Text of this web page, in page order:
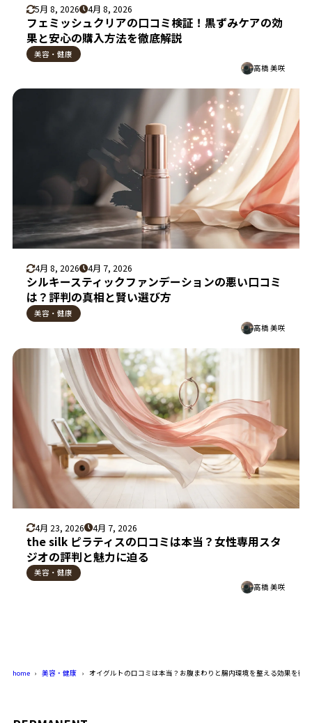
5月 8, 2026 4月 8, 2026
フェミッシュクリアの口コミ検証！黒ずみケアの効
果と安心の購入方法を徹底解説
美容・健康
高橋 美咲
4月 8, 2026 4月 7, 2026
シルキースティックファンデーションの悪い口コミ
は？評判の真相と賢い選び方
美容・健康
高橋 美咲
4月 23, 2026 4月 7, 2026
the silk ピラティスの口コミは本当？女性専用スタ
ジオの評判と魅力に迫る
美容・健康
高橋 美咲
home 美容・健康 オイグルトの口コミは本当？お腹まわりと腸内環境を整える効果を徹